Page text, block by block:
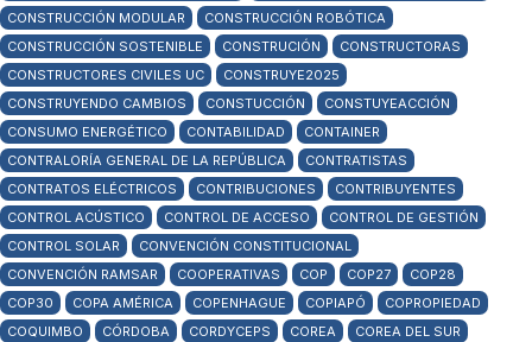
CONSTRUCCIÓN MODULAR
CONSTRUCCIÓN ROBÓTICA
CONSTRUCCIÓN SOSTENIBLE
CONSTRUCIÓN
CONSTRUCTORAS
CONSTRUCTORES CIVILES UC
CONSTRUYE2025
CONSTRUYENDO CAMBIOS
CONSTUCCIÓN
CONSTUYEACCIÓN
CONSUMO ENERGÉTICO
CONTABILIDAD
CONTAINER
CONTRALORÍA GENERAL DE LA REPÚBLICA
CONTRATISTAS
CONTRATOS ELÉCTRICOS
CONTRIBUCIONES
CONTRIBUYENTES
CONTROL ACÚSTICO
CONTROL DE ACCESO
CONTROL DE GESTIÓN
CONTROL SOLAR
CONVENCIÓN CONSTITUCIONAL
CONVENCIÓN RAMSAR
COOPERATIVAS COP COP27
COP28
COP30
COPA AMÉRICA COPENHAGUE COPIAPÓ
COPROPIEDAD
COQUIMBO
CÓRDOBA CORDYCEPS COREA
COREA DEL SUR